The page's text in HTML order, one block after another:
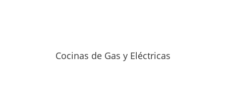
Cocinas de Gas y Eléctricas